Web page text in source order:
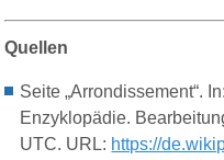
Quellen
Seite „Arrondissement“.
Enzyklopädie.
UTC. URL: https://